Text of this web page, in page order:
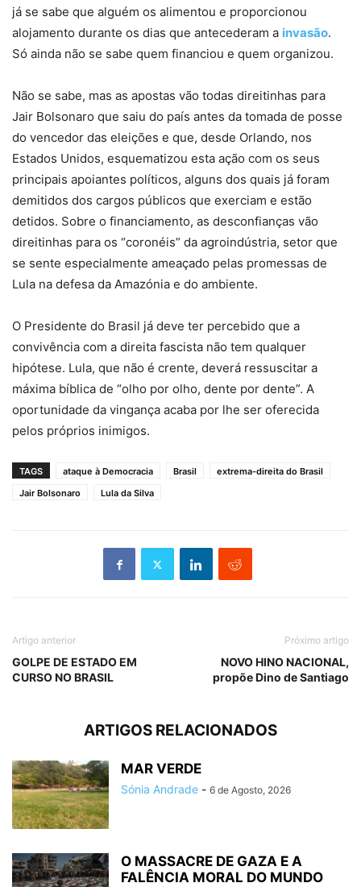
já se sabe que alguém os alimentou e proporcionou
alojamento durante os dias que antecederam a invasão.
Só ainda não se sabe quem financiou e quem organizou.
Não se sabe, mas as apostas vão todas direitinhas para
Jair Bolsonaro que saiu do país antes da tomada de posse
do vencedor das eleições e que, desde Orlando, nos
Estados Unidos, esquematizou esta ação com os seus
principais apoiantes políticos, alguns dos quais já foram
demitidos dos cargos públicos que exerciam e estão
detidos. Sobre o financiamento, as desconfianças vão
direitinhas para os “coronéis” da agroindústria, setor que
se sente especialmente ameaçado pelas promessas de
Lula na defesa da Amazónia e do ambiente.
O Presidente do Brasil já deve ter percebido que a
convivência com a direita fascista não tem qualquer
hipótese. Lula, que não é crente, deverá ressuscitar a
máxima bíblica de “olho por olho, dente por dente”. A
oportunidade da vingança acaba por lhe ser oferecida
pelos próprios inimigos.
TAGS ataque à Democracia Brasil
extrema-direita do Brasil
Jair Bolsonaro
Lula da Silva
Artigo anterior
GOLPE DE ESTADO EM
CURSO NO BRASIL
Próximo artigo
NOVO HINO NACIONAL,
propõe Dino de Santiago
ARTIGOS RELACIONADOS
MAR VERDE
Sónia Andrade - 6 de Agosto, 2026
O MASSACRE DE GAZA E A
FALÊNCIA MORAL DO MUNDO